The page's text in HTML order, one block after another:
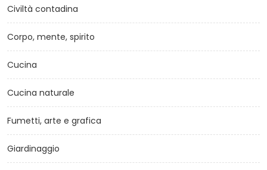
Civiltà contadina
Corpo, mente, spirito
Cucina
Cucina naturale
Fumetti, arte e grafica
Giardinaggio